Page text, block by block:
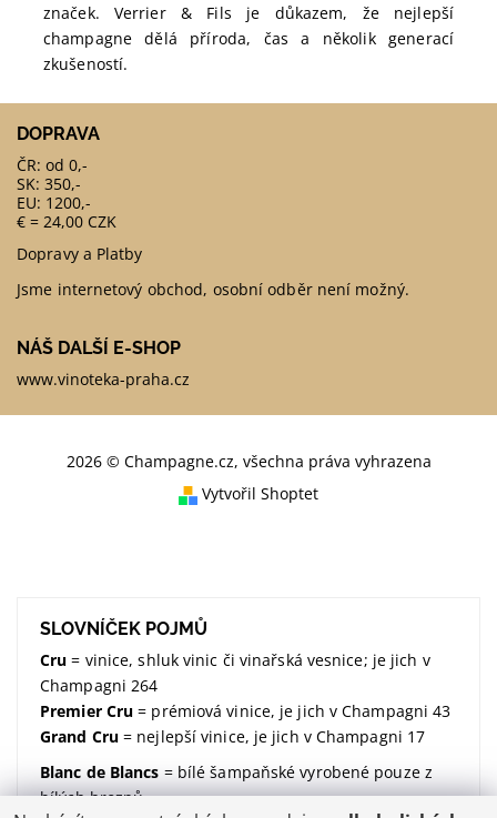
značek. Verrier & Fils je důkazem, že nejlepší
champagne dělá příroda, čas a několik generací
zkušeností.
DOPRAVA
ČR: od 0,-
SK: 350,-
EU: 1200,-
€ = 24,00 CZK
Dopravy a Platby
Jsme internetový obchod, osobní odběr není možný.
NÁŠ DALŠÍ E-SHOP
www.vinoteka-praha.cz
2026 © Champagne.cz, všechna práva vyhrazena
Vytvořil Shoptet
SLOVNÍČEK POJMŮ
Cru = vinice, shluk vinic či vinařská vesnice; je jich v
Champagni 264
Premier Cru = prémiová vinice, je jich v Champagni 43
Grand Cru= nejlepší vinice, je jich v Champagni 17
Blanc de Blancs = bílé šampaňské vyrobené pouze z
bílých hroznů